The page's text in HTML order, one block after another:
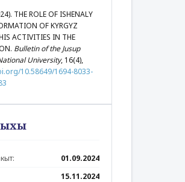
THE ROLE OF ISHENALY
OF KYRGYZ
ACTIVITIES IN THE
Bulletin of the Jusup
University, 16(4),
10.58649/1694-8033-
01.09.2024
15.11.2024